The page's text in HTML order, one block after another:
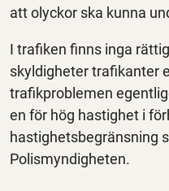
att olyckor ska kunna
I trafiken finns inga
skyldigheter trafikanter
trafikproblemen
en för hög hastighet i
hastighetsbegränsning
Polismyndigheten.